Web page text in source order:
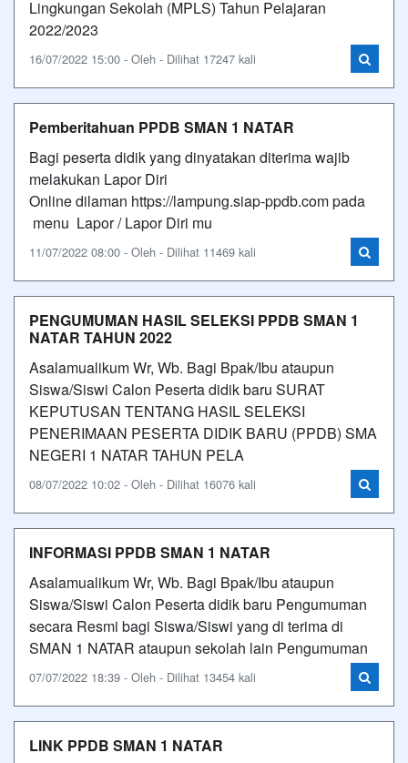
Lingkungan Sekolah (MPLS) Tahun Pelajaran
2022/2023
16/07/2022 15:00 - Oleh - Dilihat 17247 kali
Pemberitahuan PPDB SMAN 1 NATAR
Bagi peserta didik yang dinyatakan diterima wajib
melakukan Lapor Diri
Online dilaman https://lampung.siap-ppdb.com pada
menu Lapor / Lapor Diri mu
11/07/2022 08:00 - Oleh - Dilihat 11469 kali
PENGUMUMAN HASIL SELEKSI PPDB SMAN 1
NATAR TAHUN 2022
Asalamualikum Wr, Wb. Bagi Bpak/Ibu ataupun
Siswa/Siswi Calon Peserta didik baru SURAT
KEPUTUSAN TENTANG HASIL SELEKSI
PENERIMAAN PESERTA DIDIK BARU (PPDB) SMA
NEGERI 1 NATAR TAHUN PELA
08/07/2022 10:02 - Oleh - Dilihat 16076 kali
INFORMASI PPDB SMAN 1 NATAR
Asalamualikum Wr, Wb. Bagi Bpak/Ibu ataupun
Siswa/Siswi Calon Peserta didik baru Pengumuman
secara Resmi bagi Siswa/Siswi yang di terima di
SMAN 1 NATAR ataupun sekolah lain Pengumuman
07/07/2022 18:39 - Oleh - Dilihat 13454 kali
LINK PPDB SMAN 1 NATAR